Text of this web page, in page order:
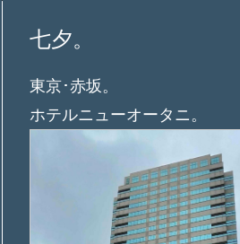
七夕。
東京･赤坂。
ホテルニューオータニ。